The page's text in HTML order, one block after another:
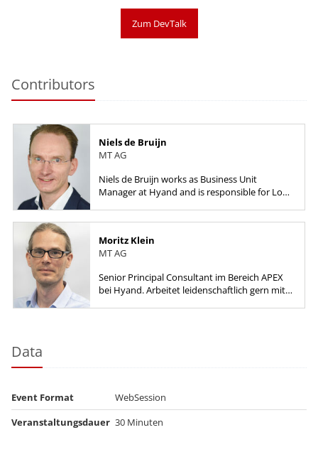
Zum DevTalk
Contributors
Niels de Bruijn
MT AG
Niels de Bruijn works as Business Unit
Manager at Hyand and is responsible for Low-
Moritz Klein
MT AG
Senior Principal Consultant im Bereich APEX
bei Hyand. Arbeitet leidenschaftlich gern mit
Data
Event Format
WebSession
Veranstaltungsdauer 30 Minuten